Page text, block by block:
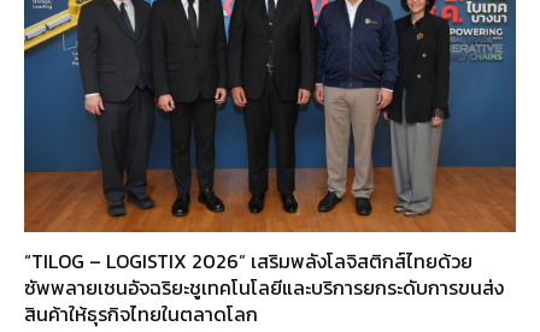
“TILOG – LOGISTIX 2026” เสริมพลังโลจิสติกส์ไทยด้วย
ซัพพลายเชนอัจฉริยะชูเทคโนโลยีและบริการยกระดับการขนส่ง
สินค้าให้ธุรกิจไทยในตลาดโลก